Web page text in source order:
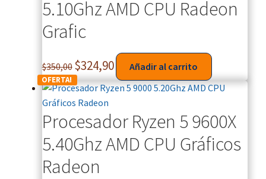
5.10Ghz AMD CPU Radeon
Grafic
$350,00 $324,90 Añadir al carrito
OFERTA!
Procesador Ryzen 5 9600X
5.40Ghz AMD CPU Gráficos
Radeon